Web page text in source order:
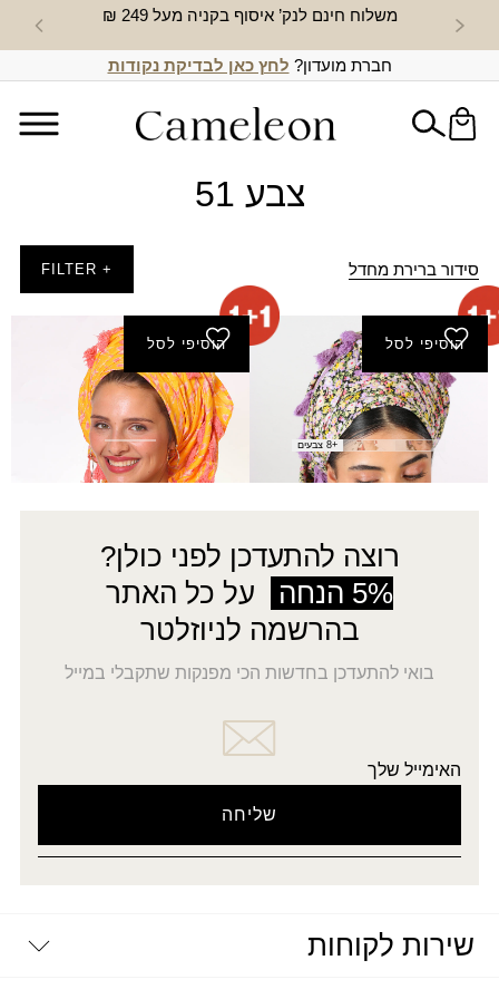
משלוח חינם לנק’ איסוף בקניה מעל 249 ₪ חדש
חברת מועדון? לחץ כאן לבדיקת נקודות
צבע 51
סידור ברירת מחדל + FILTER
הוסיפי לסל
מטפחת שקנאי (מרובעת)
₪80.00
+8 צבעים
הוסיפי לסל
מטפחת אורון (מרובעת)
₪80.00
רוצה להתעדכן לפני כולן?
5% הנחה
על כל האתר
בהרשמה לניוזלטר
בואי להתעדכן בחדשות הכי מפנקות שתקבלי במייל
האימייל שלך
שירות לקוחות